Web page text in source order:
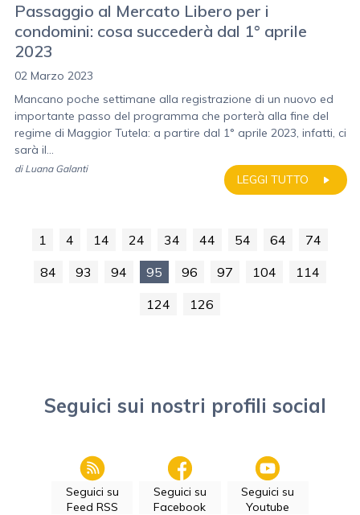
Passaggio al Mercato Libero per i
condomini: cosa succederà dal 1° aprile
2023
02 Marzo 2023
Mancano poche settimane alla registrazione di un nuovo ed
importante passo del programma che porterà alla fine del
regime di Maggior Tutela: a partire dal 1° aprile 2023, infatti, ci
sarà il...
LEGGI TUTTO
di Luana Galanti
1 4 14 24 34 44 54 64
74
84
93 94 95 96 97 104
114
124
126
Seguici sui nostri profili social
Seguici su
Feed RSS
Seguici su
Facebook
Seguici su
Youtube